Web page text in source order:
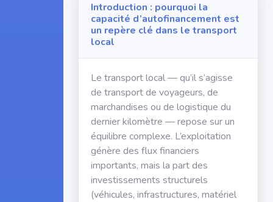
Introduction : pourquoi la
capacité d’autofinancement est
un repère clé dans le transport
local
Le transport local — qu’il s’agisse
de transport de voyageurs, de
marchandises ou de logistique du
dernier kilomètre — repose sur un
équilibre complexe. L’exploitation
génère des flux financiers
importants, mais la part des
investissements structurels
(véhicules, infrastructures, matériel